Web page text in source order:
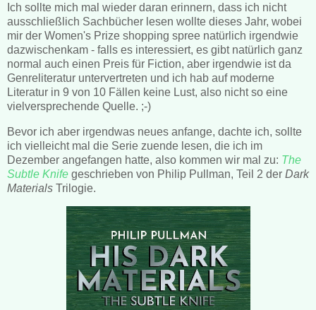
Ich sollte mich mal wieder daran erinnern, dass ich nicht
ausschließlich Sachbücher lesen wollte dieses Jahr, wobei
mir der Women's Prize shopping spree natürlich irgendwie
dazwischenkam - falls es interessiert, es gibt natürlich ganz
normal auch einen Preis für Fiction, aber irgendwie ist da
Genreliteratur untervertreten und ich hab auf moderne
Literatur in 9 von 10 Fällen keine Lust, also nicht so eine
vielversprechende Quelle. ;-)
Bevor ich aber irgendwas neues anfange, dachte ich, sollte
ich vielleicht mal die Serie zuende lesen, die ich im
Dezember angefangen hatte, also kommen wir mal zu: The
Subtle Knife geschrieben von Philip Pullman, Teil 2 der Dark
Materials Trilogie.